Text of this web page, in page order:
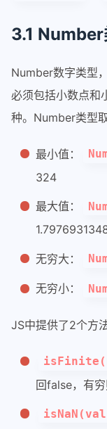
3.1 Number
Number数字类型
必须包括小数点和
种。Number类型
最小值：
324
最大值：
无穷大：
无穷小：
JS中提供了2个方
回false，有